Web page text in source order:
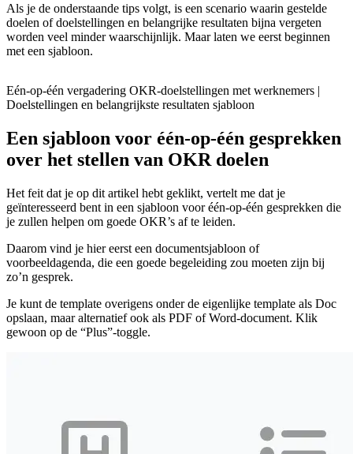
Als je de onderstaande tips volgt, is een scenario waarin gestelde
doelen of doelstellingen en belangrijke resultaten bijna vergeten
worden veel minder waarschijnlijk. Maar laten we eerst beginnen
met een sjabloon.
Eén-op-één vergadering OKR-doelstellingen met werknemers |
Doelstellingen en belangrijkste resultaten sjabloon
Een sjabloon voor één-op-één gesprekken
over het stellen van OKR doelen
Het feit dat je op dit artikel hebt geklikt, vertelt me dat je
geïnteresseerd bent in een sjabloon voor één-op-één gesprekken die
je zullen helpen om goede OKR’s af te leiden.
Daarom vind je hier eerst een documentsjabloon of
voorbeeldagenda, die een goede begeleiding zou moeten zijn bij
zo’n gesprek.
Je kunt de template overigens onder de eigenlijke template als Doc
opslaan, maar alternatief ook als PDF of Word-document. Klik
gewoon op de “Plus”-toggle.